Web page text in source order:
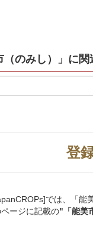
（のみし）」 に関
登
では、「能
ージに記載の"「能美